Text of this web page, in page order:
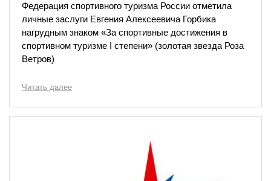
Федерация спортивного туризма России отметила
личные заслуги Евгения Алексеевича Горбика
нагрудным знаком «За спортивные достижения в
спортивном туризме I степени» (золотая звезда Роза
Ветров)
Читать далее